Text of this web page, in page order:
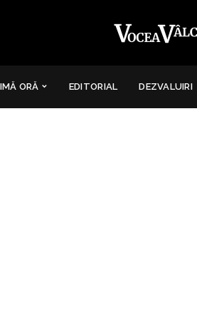
ORĂ EDITORIAL DEZVALUIRI